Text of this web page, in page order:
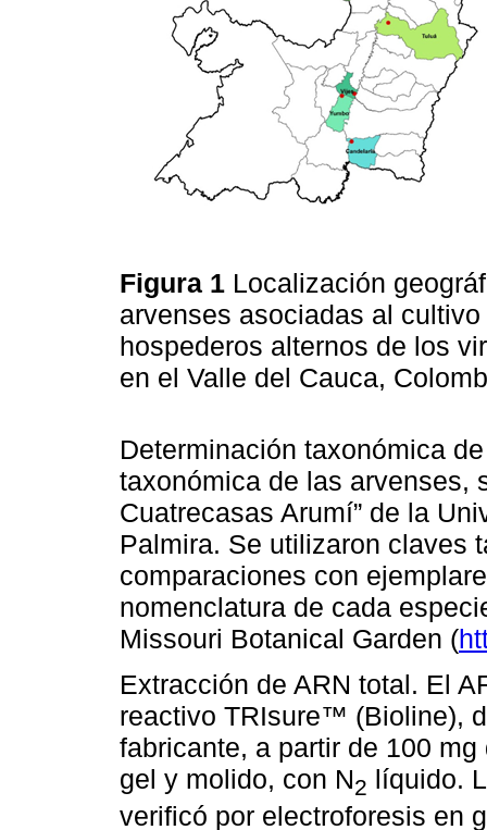
Figura 1 Localización
arvenses asociadas al
hospederos alternos de los
en el Valle del Cauca,
Determinación taxonómica
taxonómica de las arvenses,
Cuatrecasas Arumí” de la
Palmira. Se utilizaron claves
comparaciones con
nomenclatura de cada
Missouri Botanical Garden (
Extracción de ARN total. El
reactivo TRIsure™ (Bioline),
fabricante, a partir de 100
gel y molido, con N2 líquido.
verificó por electroforesis en